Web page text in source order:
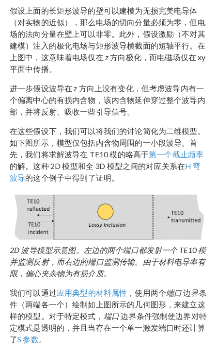
假设上面的长矩形波导的壁可以建模为无损完美电导体
（对实物的近似），那么电场的切向分量必须为零，但电
场的法向分量在壁上可以非零。此外，假设激励（不对其
建模）注入的极化电场与矩形波导横截面的短轴平行。在
上图中，这意味着电场仅在 z方向极化，而电磁场仅在 xy
平面中传播。
进一步假设波导在z 方向上没有变化，但考虑波导内有一
个偏离中心的有损内含物，该内含物延伸穿过整个波导内
部，并将反射、吸收一些引导信号。
在这些假设下，我们可以将我们的讨论简化为二维模型。
如下图所示，模型仅包括内含物周围的一小段波导。首
先，我们将求解波导在 TE10 模的略高于第一个截止频率
的解。这种 2D 模型和全 3D 模型之间的对应关系在H 弯
波导的这个例子中得到了证明。
2D 波导模型示意图。左边的两个端口都发射一个 TE10 模
并监测反射，而右边的端口监测传输。由于材料电导率有
限，偏心夹杂物为有损介质。
我们可以通过应用典型的材料属性 ，使用两个端口边界条
件（两端各一个）绘制如上图所示的几何图形，来建立这
样的模型。对于特定模式， 端口边界条件强制使边界对特
定模式是透明的，并且当存在一个单一激发端口时还计算
了S 参数。